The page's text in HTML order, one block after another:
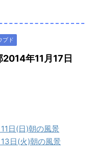
ブド
年11月17日
日(日)朝の風景
日(火)朝の風景